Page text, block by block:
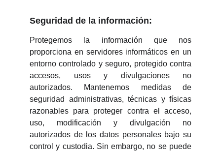
Seguridad de la información:
Protegemos la información que nos
proporciona en servidores informáticos en un
entorno controlado y seguro, protegido contra
accesos, usos y divulgaciones no
autorizados. Mantenemos medidas de
seguridad administrativas, técnicas y físicas
razonables para proteger contra el acceso,
uso, modificación y divulgación no
autorizados de los datos personales bajo su
control y custodia. Sin embargo, no se puede